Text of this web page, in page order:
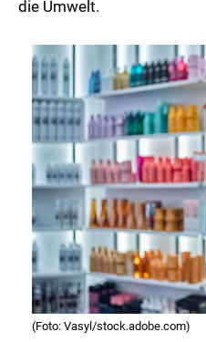
die Umwelt.
(Foto: Vasyl/stock.adobe.com)